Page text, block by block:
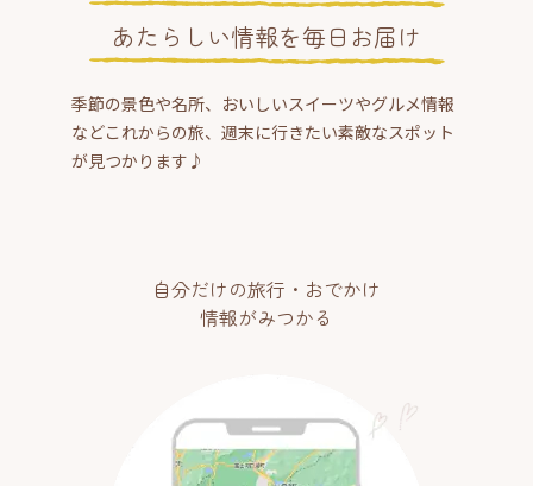
あたらしい情報を毎日お届け
季節の景色や名所、おいしいスイーツやグルメ情報
などこれからの旅、週末に行きたい素敵なスポット
が見つかります♪
自分だけの旅行・おでかけ
情報がみつかる